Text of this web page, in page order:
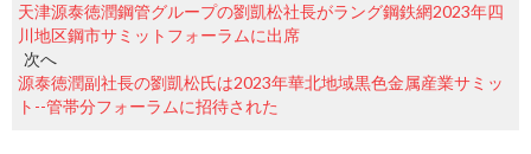
天津源泰徳潤鋼管グループの劉凱松社長がラング鋼鉄網2023年四
川地区鋼市サミットフォーラムに出席
次へ
源泰徳潤副社長の劉凱松氏は2023年華北地域黒色金属産業サミッ
ト--管帯分フォーラムに招待された